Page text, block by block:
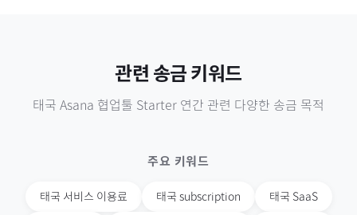
관련 송금 키워드
태국 Asana 협업툴 Starter 연간 관련 다양한 송금 목적
주요 키워드
태국 서비스 이용료 태국 subscription 태국 SaaS